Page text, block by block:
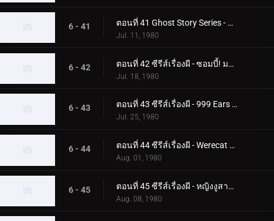
6 - 41 ตอนที่ 41 Ghost Story Series - ความลับของอาคาร Phantom
Jul. 11, 1980
6 - 42 ตอนที่ 42 ซีรีส์เรื่องผี - ซอมบี้! มอนสเตอร์ฟื้นคืนชีพแล้ว
Jul. 18, 1980
6 - 43 ตอนที่ 43 ซีรีส์เรื่องผี - 999 Ears ของ Earless Yoshikazu
Jul. 25, 1980
6 - 44 ตอนที่ 44 ซีรีส์เรื่องผี - Werecat ต้องการเลือดเด็ก!
Aug. 01, 1980
6 - 45 ตอนที่ 45 ซีรีส์เรื่องผี - หญิงงูสาปสึคุบะ ฮิโรชิ!
Aug. 08, 1980